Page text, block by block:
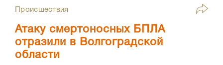
Происшествия
Атаку смертоносных БПЛА
отразили в Волгоградской
области